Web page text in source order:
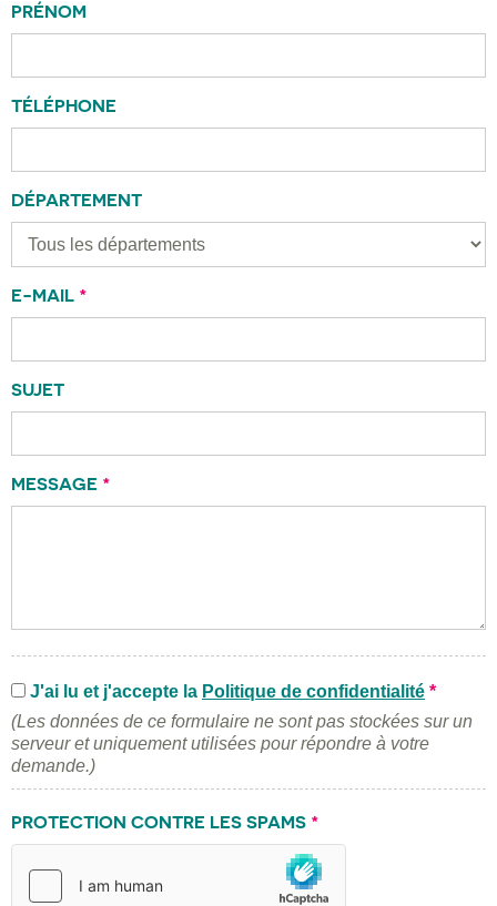
PRÉNOM
TÉLÉPHONE
DÉPARTEMENT
E-MAIL *
SUJET
MESSAGE *
J'ai lu et j'accepte la Politique de confidentialité *
(Les données de ce formulaire ne sont pas stockées sur un
serveur et uniquement utilisées pour répondre à votre
demande.)
PROTECTION CONTRE LES SPAMS *